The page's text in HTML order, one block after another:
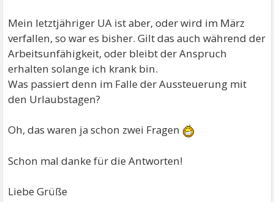
Mein letztjähriger UA ist aber, oder wird im März
verfallen, so war es bisher. Gilt das auch während der
Arbeitsunfähigkeit, oder bleibt der Anspruch
erhalten solange ich krank bin.
Was passiert denn im Falle der Aussteuerung mit
den Urlaubstagen?
Oh, das waren ja schon zwei Fragen
Schon mal danke für die Antworten!
Liebe Grüße